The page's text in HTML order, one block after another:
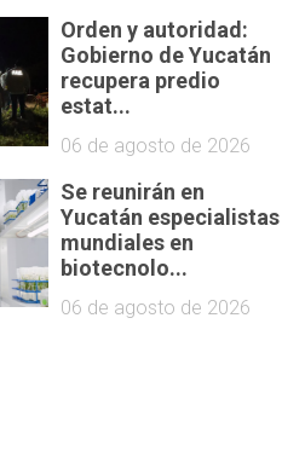
Orden y autoridad:
Gobierno de Yucatán
recupera predio
estat...
06 de agosto de 2026
Se reunirán en
Yucatán especialistas
mundiales en
biotecnolo...
06 de agosto de 2026